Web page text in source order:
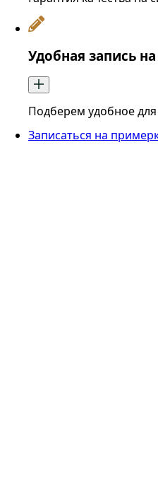
Удобная запись
Подберем удобное
Записаться на